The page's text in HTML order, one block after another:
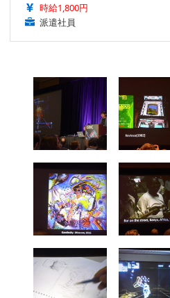
時給1,800円
派遣社員